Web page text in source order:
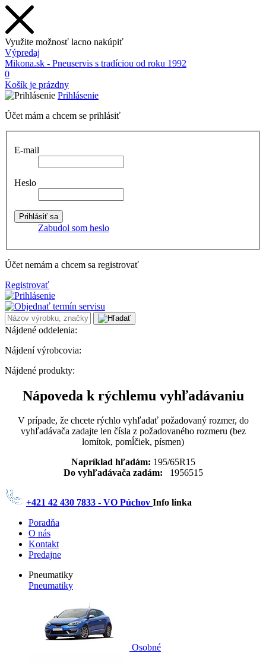
Využite možnosť lacno nakúpiť
Výpredaj
Mikona.sk - Pneuservis s tradíciou od roku 1992
0
Košík je prázdny
Prihlásenie
Účet mám a chcem se prihlásiť
E-mail
Heslo
Zabudol som heslo
Účet nemám a chcem sa registrovať
Registrovať
Nájdené oddelenia:
Nájdení výrobcovia:
Nájdené produkty:
Nápoveda k rýchlemu vyhľadávaniu
V prípade, že chcete rýchlo vyhľadať požadovaný rozmer, do
vyhľadávača zadajte len čísla z požadovaného rozmeru (bez
lomítok, pomĺčiek, písmen)
Napríklad hľadám: 195/65R15
Do vyhľadávača zadám: 1956515
+421 42 430 7833 - VO Púchov Info linka
Poradňa
O nás
Kontakt
Predajne
Pneumatiky
Pneumatiky
Osobné